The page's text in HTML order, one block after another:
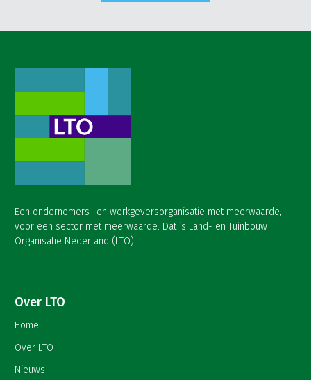
Een ondernemers- en werkgeversorganisatie met meerwaarde,
voor een sector met meerwaarde. Dat is Land- en Tuinbouw
Organisatie Nederland (LTO).
Over LTO
Home
Over LTO
Nieuws